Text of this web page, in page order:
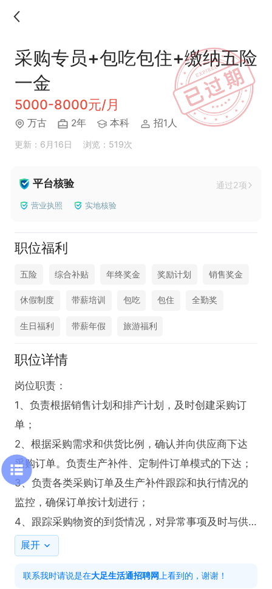
采购专员+包吃包住+缴纳五险
一金
5000-8000元/月
万古 2年 本科 招1人
更新：6月16日 浏览：519次
平台核验 通过2项
营业执照 实地核验
职位福利
五险 综合补贴 年终奖金 奖励计划 销售奖金
休假制度 带薪培训 包吃 包住 全勤奖
生日福利 带薪年假 旅游福利
职位详情
岗位职责：
1、负责根据销售计划和排产计划，及时创建采购订
单；
2、根据采购需求和供货比例，确认并向供应商下达
采购订单。负责生产补件、定制件订单模式的下达；
3、负责各类采购订单及生产补件跟踪和执行情况的
监控，确保订单按计划进行；
4、跟踪采购物资的到货情况，对异常事项及时与供
应商沟通处理，保证物资供应的及时性、连续性和稳
5、负责供应商的日常管理、培养、绩效考评、开发
展开
联系我时请说是在大足生活通招聘网 上看到的，谢谢！